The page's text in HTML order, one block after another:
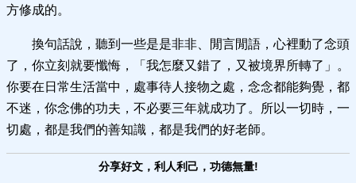
方修成的。
換句話說，聽到一些是是非非、閒言閒語，心裡動了念頭
了，你立刻就要懺悔，「我怎麼又錯了，又被境界所轉了」。
你要在日常生活當中，處事待人接物之處，念念都能夠覺，都
不迷，你念佛的功夫，不必要三年就成功了。所以一切時，一
切處，都是我們的善知識，都是我們的好老師。
分享好文，利人利己，功德無量!